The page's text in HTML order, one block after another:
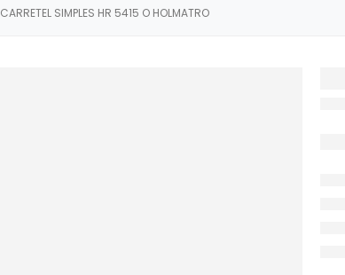
CARRETEL SIMPLES HR 5415 O HOLMATRO